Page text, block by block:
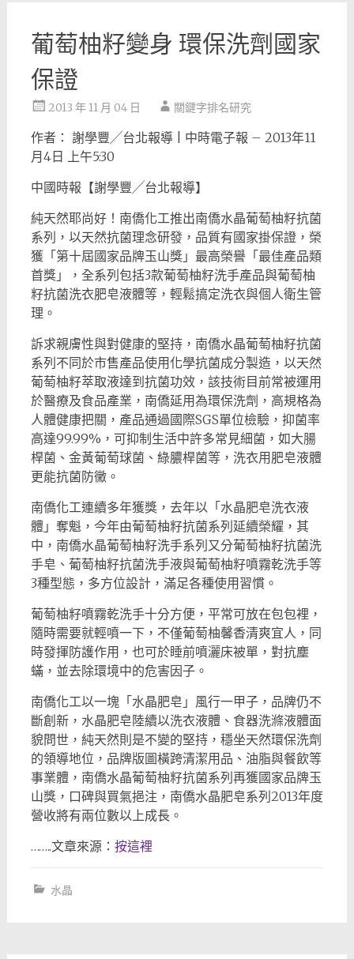
葡萄柚籽變身 環保洗劑國家
保證
2013 年 11 月 04 日 關鍵字排名研究
作者： 謝學豐╱台北報導 | 中時電子報 – 2013年11
月4日 上午5:30
中國時報【謝學豐╱台北報導】
純天然耶尚好！南僑化工推出南僑水晶葡萄柚籽抗菌
系列，以天然抗菌理念研發，品質有國家掛保證，榮
獲「第十屆國家品牌玉山獎」最高榮譽「最佳產品類
首獎」，全系列包括3款葡萄柚籽洗手產品與葡萄柚
籽抗菌洗衣肥皂液體等，輕鬆搞定洗衣與個人衛生管
理。
訴求親膚性與對健康的堅持，南僑水晶葡萄柚籽抗菌
系列不同於市售產品使用化學抗菌成分製造，以天然
葡萄柚籽萃取液達到抗菌功效，該技術目前常被運用
於醫療及食品產業，南僑延用為環保洗劑，高規格為
人體健康把關，產品通過國際SGS單位檢驗，抑菌率
高達99.99%，可抑制生活中許多常見細菌，如大腸
桿菌、金黃葡萄球菌、綠膿桿菌等，洗衣用肥皂液體
更能抗菌防黴。
南僑化工連續多年獲獎，去年以「水晶肥皂洗衣液
體」奪魁，今年由葡萄柚籽抗菌系列延續榮耀，其
中，南僑水晶葡萄柚籽洗手系列又分葡萄柚籽抗菌洗
手皂、葡萄柚籽抗菌洗手液與葡萄柚籽噴霧乾洗手等
3種型態，多方位設計，滿足各種使用習慣。
葡萄柚籽噴霧乾洗手十分方便，平常可放在包包裡，
隨時需要就輕噴一下，不僅葡萄柚馨香清爽宜人，同
時發揮防護作用，也可於睡前噴灑床被單，對抗塵
蟎，並去除環境中的危害因子。
南僑化工以一塊「水晶肥皂」風行一甲子，品牌仍不
斷創新，水晶肥皂陸續以洗衣液體、食器洗滌液體面
貌問世，純天然則是不變的堅持，穩坐天然環保洗劑
的領導地位，品牌版圖橫跨清潔用品、油脂與餐飲等
事業體，南僑水晶葡萄柚籽抗菌系列再獲國家品牌玉
山獎，口碑與買氣挹注，南僑水晶肥皂系列2013年度
營收將有兩位數以上成長。
……..文章來源： 按這裡
水晶